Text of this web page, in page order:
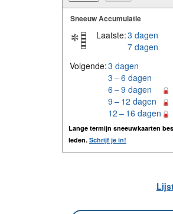
Sneeuw Accumulatie
Laatste:3 dagen
7 dagen
Volgende:3 dagen
3 – 6 dagen
6 – 9 dagen
9 – 12 dagen
12 – 16 dagen
Lange termijn sneeuwkaarten
leden. Schrijf je in!